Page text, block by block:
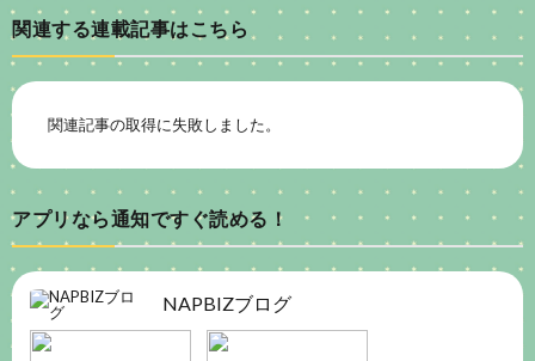
関連する連載記事はこちら
関連記事の取得に失敗しました。
アプリなら通知ですぐ読める！
NAPBIZブログ